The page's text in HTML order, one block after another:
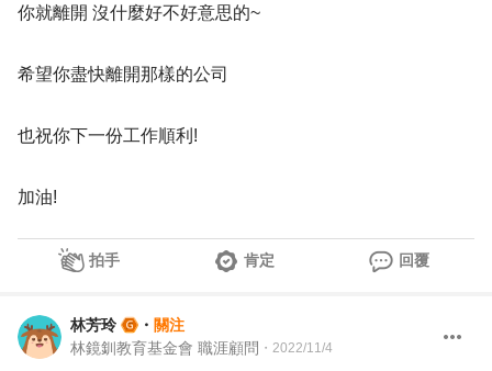
你就離開 沒什麼好不好意思的~
希望你盡快離開那樣的公司
也祝你下一份工作順利!
加油!
拍手 肯定 回覆
林芳玲 ・ 關注
林鏡釧教育基金會 職涯顧問 ・ 2022/11/4